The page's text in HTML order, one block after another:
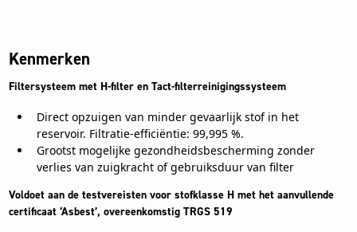
Kenmerken
Filtersysteem met H-filter en Tact-filterreinigingssysteem
Direct opzuigen van minder gevaarlijk stof in het
reservoir. Filtratie-efficiëntie: 99,995 %.
Grootst mogelijke gezondheidsbescherming zonder
verlies van zuigkracht of gebruiksduur van filter
Voldoet aan de testvereisten voor stofklasse H met het aanvullende
certificaat ‘Asbest’, overeenkomstig TRGS 519